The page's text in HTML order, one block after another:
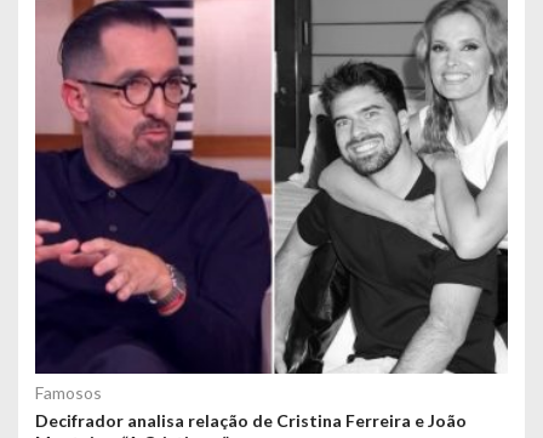
Famosos
Decifrador analisa relação de Cristina Ferreira e João